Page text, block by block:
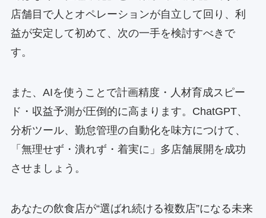
店舗目で人とオペレーションが自立して回り、利
益が安定して初めて、次の一手を検討すべきで
す。
また、AIを使うことで計画精度・人材育成スピー
ド・収益予測が圧倒的に高まります。ChatGPT、
分析ツール、勤怠管理の自動化を味方につけて、
「無理せず・潰れず・着実に」多店舗展開を成功
させましょう。
あなたの飲食店が“選ばれ続ける複数店”になる未来